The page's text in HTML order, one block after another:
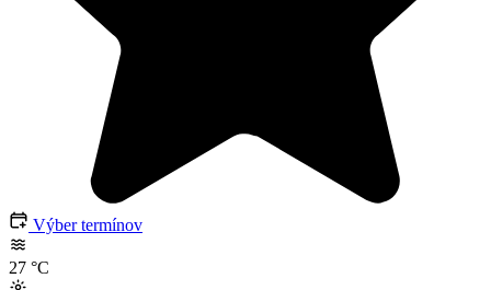
Výber termínov
27 °C